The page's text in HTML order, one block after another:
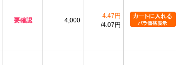
要確認 4,000
4.47円
4.07円